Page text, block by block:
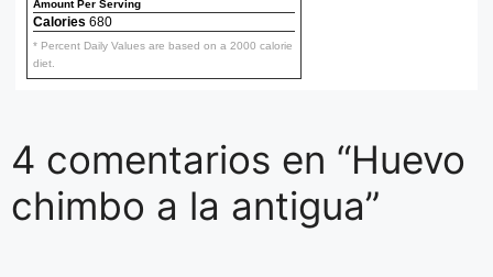
Amount Per Serving
Calories 680
* Percent Daily Values are based on a 2000 calorie
diet.
4 comentarios en “Huevo
chimbo a la antigua”